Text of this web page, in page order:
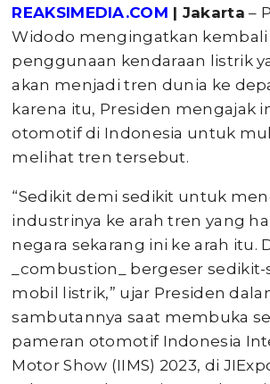
REAKSIMEDIA.COM | Jakarta –
Widodo mengingatkan
penggunaan kendaraan listrik
akan menjadi tren dunia ke
karena itu, Presiden mengajak
otomotif di Indonesia untuk
melihat tren tersebut.
“Sedikit demi sedikit untuk
industrinya ke arah tren yang
negara sekarang ini ke arah itu.
_combustion_ bergeser
mobil listrik,” ujar Presiden
sambutannya saat membuka
pameran otomotif Indonesia
Motor Show (IIMS) 2023, di